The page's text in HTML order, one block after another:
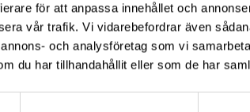
för att anpassa innehållet och
vår trafik. Vi vidarebefordrar även
och analysföretag som vi
du har tillhandahållit eller som de har
björnbärsrutor. Alla var eniga om
efter det trista pandemiåret.
och Bengt som servade och såg